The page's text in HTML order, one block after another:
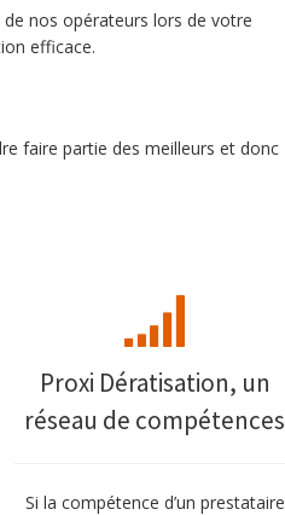
nos opérateurs lors de votre
efficace.
faire partie des meilleurs et donc
Proxi Dératisation, un
réseau de compétences
Si la compétence d’un prestataire